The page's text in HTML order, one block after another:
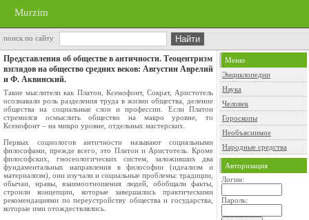
Murzim
поиск по сайту
Представления об обществе в античности. Теоцентризм
взглядов на общество средних веков: Августин Аврелий
и Ф. Аквинский.
Такие мыслители как Платон, Ксенофонт, Сократ, Аристотель
осознавали роль разделения труда в жизни общества, деление
общества на социальные слои и профессии. Если Платон
стремился осмыслить общество на макро уровне, то
Ксенофонт – на микро уровне, отдельных мастерских.
Первых социологов античности называют социальными
философами, прежде всего, это Платон и Аристотель. Кроме
философских, гносеологических систем, заложивших два
фундаментальных направления в философии (идеализм и
материализм), они изучали и социальные проблемы: традиции,
обычаи, нравы, взаимоотношения людей, обобщали факты,
строили концепции, которые завершались практическими
рекомендациями по переустройству общества и государства,
которые ими отождествлялись.
Меню
Энциклопедии
Наука
Человек
Гороскопы
Необъяснимое
Народные средства
Авторизация
Логин:
Пароль: